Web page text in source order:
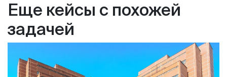
дублирование ввода информации по проживающим,
обмены с бухгалтерской системой производились
полностью в ручном режиме.
Еще кейсы с похожей
задачей